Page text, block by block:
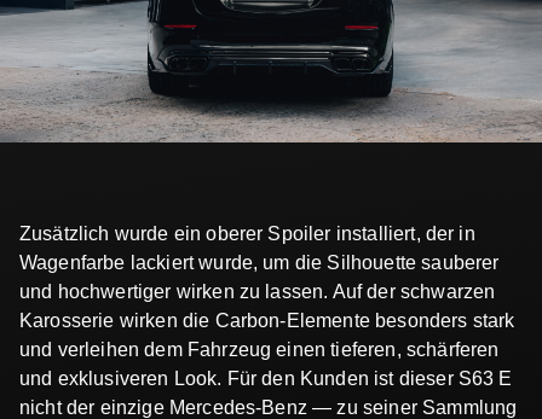
Zusätzlich wurde ein oberer Spoiler installiert, der in
Wagenfarbe lackiert wurde, um die Silhouette sauberer
und hochwertiger wirken zu lassen. Auf der schwarzen
Karosserie wirken die Carbon-Elemente besonders stark
und verleihen dem Fahrzeug einen tieferen, schärferen
und exklusiveren Look. Für den Kunden ist dieser S63 E
nicht der einzige Mercedes-Benz — zu seiner Sammlung